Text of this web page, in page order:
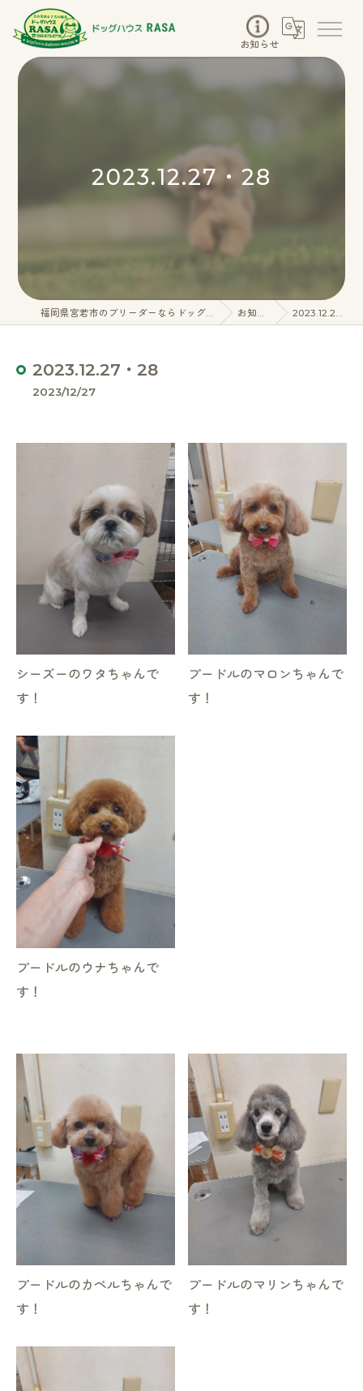
お知らせ
2023.12.27・28
福岡県宮若市のブリーダーならドッグハウスRASA お知らせ 2023.12.27・28
2023.12.27・28
2023/12/27
シーズーのワタちゃんで
す！
プードルのマロンちゃんで
す！
プードルのウナちゃんで
す！
プードルのカペルちゃんで
す！
プードルのマリンちゃんで
す！